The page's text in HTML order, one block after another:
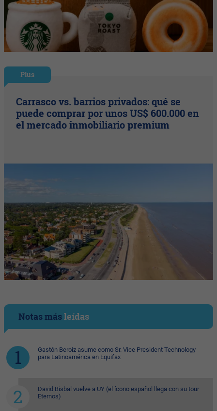
Plus
Carrasco vs. barrios privados: qué se
puede comprar por unos US$ 600.000 en
el mercado inmobiliario premium
Notas másleídas
Gastón Beroiz asume como Sr. Vice President Technology
para Latinoamérica en Equifax
David Bisbal vuelve a UY (el ícono español llega con su tour
Eternos)